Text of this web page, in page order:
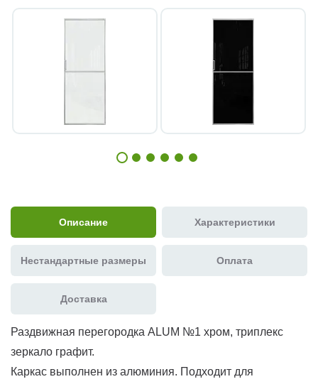
Описание Характеристики
Нестандартные размеры Оплата
Доставка
Раздвижная перегородка ALUM №1 хром, триплекс
зеркало графит.
Каркас выполнен из алюминия. Подходит для